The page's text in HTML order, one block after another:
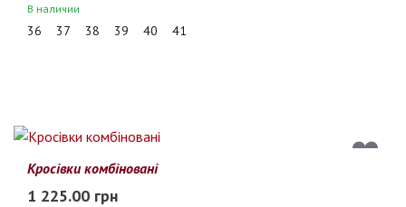
В наличии
36 37 38 39 40 41
Кросівки комбіновані
1 225.00 грн